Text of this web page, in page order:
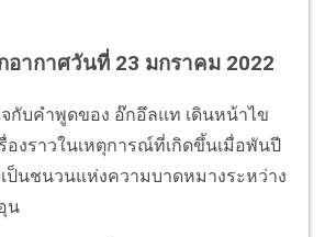
อากาศวันที่ 23 มกราคม 2022
กับคำพูดของ อ๊กอึลแท เดินหน้าไข
องราวในเหตุการณ์ที่เกิดขึ้นเมื่อพันปี
ป็นชนวนแห่งความบาดหมางระหว่าง
น